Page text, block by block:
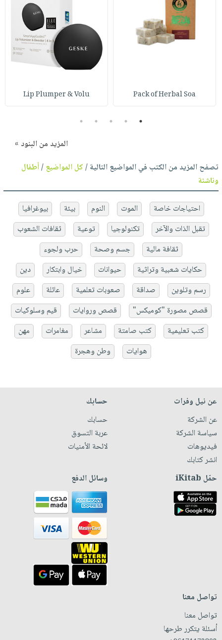
Pack of Herbal Soa
Lip Plumper & Volu
1
2
3
4
5
المزيد من البنود »
تصفح المزيد من الكتب في المواضيع التالية /كل المواضيع/أطفال
وناشئة
احتياجات خاصة الموت النوم بيئة
بيوغرافيا
تقبل الذات والآخر
تكنولوجيا توعية
ثقافات الشعوب
ثقافة مالية
جسم وصحة
حرب ولجوء
حكايات شعبية وتراثية
حيوانات خيال وابتكار
دين
رسم وتلوين
صداقة صعوبات تعلمية عائلة
علوم
قصص مصورة "كوميكس"
قصص وروايات
قيم وسلوكيات
كتب تعليمية
كتب صامتة مشاعر مغامرات
مهن
هوايات
وطن وهجرة
عن نيل وفرات
عن الشركة
سياسة الشركة
فيديوهات
انشر كتابك
حسابك
حسابك
عربة التسوق
لائحة الأمنيات
حمّل iKitab وسائل الدفع
تواصل معنا
تواصل معنا
أسئلة يتكرر طرحها